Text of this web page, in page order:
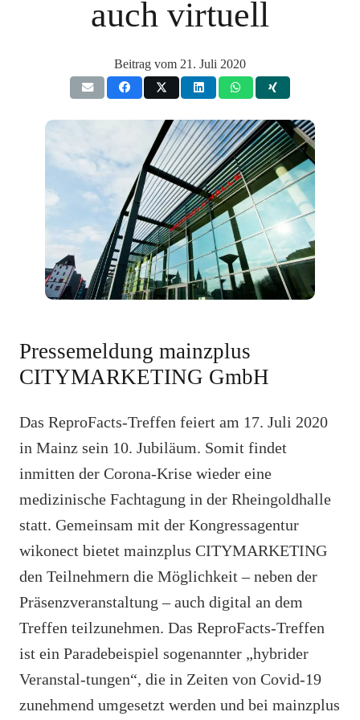
auch virtuell
Beitrag vom 21. Juli 2020
Pressemeldung mainzplus
CITYMARKETING GmbH
Das ReproFacts-Treffen feiert am 17. Juli 2020
in Mainz sein 10. Jubiläum. Somit findet
inmitten der Corona-Krise wieder eine
medizinische Fachtagung in der Rheingoldhalle
statt. Gemeinsam mit der Kongressagentur
wikonect bietet mainzplus CITYMARKETING
den Teilnehmern die Möglichkeit – neben der
Präsenzveranstaltung – auch digital an dem
Treffen teilzunehmen. Das ReproFacts-Treffen
ist ein Paradebeispiel sogenannter „hybrider
Veranstal-tungen“, die in Zeiten von Covid-19
zunehmend umgesetzt werden und bei mainzplus